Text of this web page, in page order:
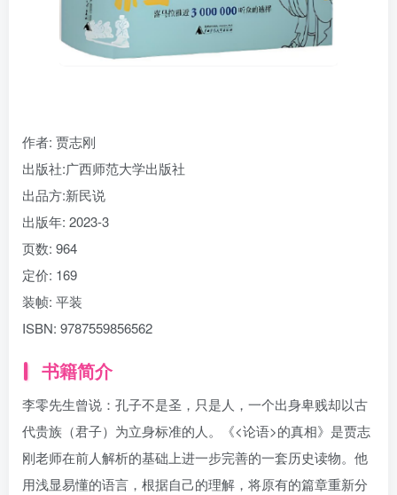
作者: 贾志刚
出版社:广西师范大学出版社
出品方:新民说
出版年: 2023-3
页数: 964
定价: 169
装帧: 平装
ISBN: 9787559856562
书籍简介
李零先生曾说：孔子不是圣，只是人，一个出身卑贱却以古
代贵族（君子）为立身标准的人。《<论语>的真相》是贾志
刚老师在前人解析的基础上进一步完善的一套历史读物。他
用浅显易懂的语言，根据自己的理解，将原有的篇章重新分